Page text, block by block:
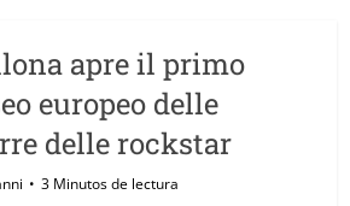
apre il primo
europeo delle
delle rockstar
3 Minutos de lectura